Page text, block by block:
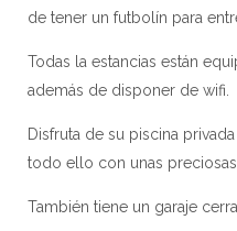
de tener un futbolín para
Todas la estancias están
además de disponer de wifi.
Disfruta de su piscina
todo ello con unas preciosas
También tiene un garaje